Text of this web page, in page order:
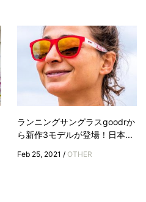
ランニングサングラスgoodrか
ら新作3モデルが登場！日本...
Feb 25, 2021 / OTHER